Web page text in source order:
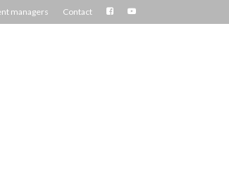
managers Contact